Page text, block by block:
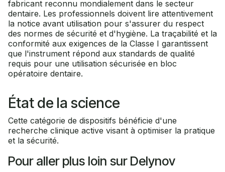
fabricant reconnu mondialement dans le secteur
dentaire. Les professionnels doivent lire attentivement
la notice avant utilisation pour s'assurer du respect
des normes de sécurité et d'hygiène. La traçabilité et la
conformité aux exigences de la Classe I garantissent
que l'instrument répond aux standards de qualité
requis pour une utilisation sécurisée en bloc
opératoire dentaire.
État de la science
Cette catégorie de dispositifs bénéficie d'une
recherche clinique active visant à optimiser la pratique
et la sécurité.
Pour aller plus loin sur Delynov